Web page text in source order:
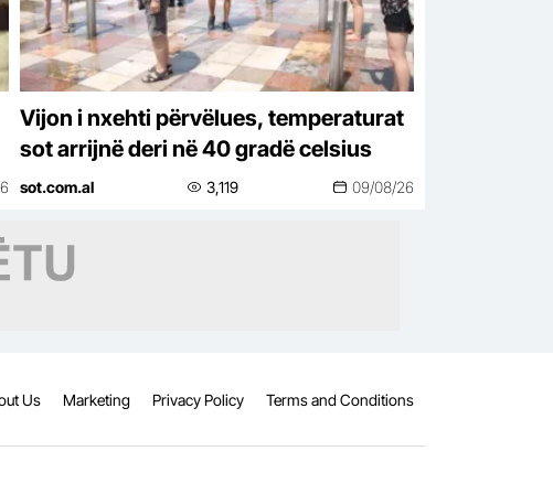
Vijon i nxehti përvëlues, temperaturat
sot arrijnë deri në 40 gradë celsius
sot.com.al 3,119 09/08/26
Us Marketing Privacy Policy Terms and Conditions